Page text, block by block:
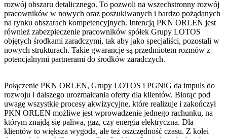
rozwój obszaru detalicznego. To pozwoli na wszechstronny rozwój
pracowników w nowych oraz poszukiwanych i bardzo pożądanych
na rynku obszarach kompetencyjnych. Intencją PKN ORLEN jest
również zabezpieczenie pracowników spółek Grupy LOTOS
objętych środkami zaradczymi, tak aby jako specjaliści, pozostali w
nowych strukturach. Takie gwarancje są przedmiotem rozmów z
potencjalnymi partnerami do środków zaradczych.
Połączenie PKN ORLEN, Grupy LOTOS i PGNiG da impuls do
rozwoju i dalszego urozmaicania oferty dla klientów. Biorąc pod
uwagę wszystkie procesy akwizycyjne, które realizuje i zakończył
PKN ORLEN możliwe jest wprowadzenie jednego rachunku, na
którym znajdą się paliwa, gaz, czy energia elektryczna. Dla
klientów to większa wygoda, ale też oszczędność czasu. Z kolei